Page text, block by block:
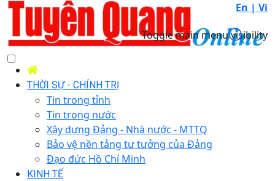
En | Vi
Toggle main menu visibility
THỜI SỰ - CHÍNH TRỊ
Tin trong tỉnh
Tin trong nước
Xây dựng Đảng - Nhà nước - MTTQ
Bảo vệ nền tảng tư tưởng của Đảng
Đạo đức Hồ Chí Minh
KINH TẾ